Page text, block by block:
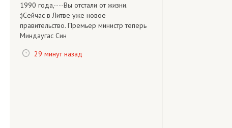
1990 года,----Вы отстали от жизни.
:)Сейчас в Литве уже новое
правительство. Премьер министр теперь
Миндаугас Син
29 минут назад